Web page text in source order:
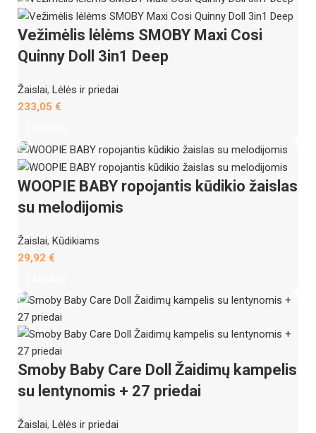
Vežimėlis lėlėms SMOBY Maxi Cosi
Quinny Doll 3in1 Deep
Žaislai, Lėlės ir priedai
233,05 €
WOOPIE BABY ropojantis kūdikio žaislas
su melodijomis
Žaislai, Kūdikiams
29,92 €
Smoby Baby Care Doll Žaidimų kampelis
su lentynomis + 27 priedai
Žaislai, Lėlės ir priedai